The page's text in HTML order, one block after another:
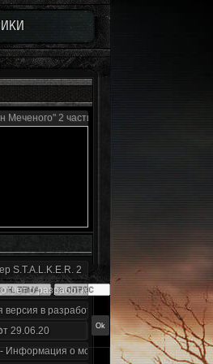
Меченого" 2 части
S.T.A.L.K.E.R. 2
о разработке!
в разработке!
29.06.20
Информация о моде за июнь 2020